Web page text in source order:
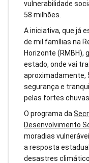
vulnerabilidade
58 milhões.
A iniciativa, que já
de mil famílias na
Horizonte (RMBH),
estado, onde vai
aproximadamente,
segurança e
pelas fortes
O programa da
Desenvolvimento
moradias
a resposta
desastres